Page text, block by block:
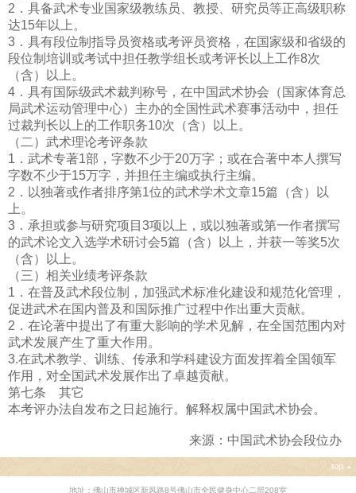
2．具备武术专业国家级教练员、教授、研究员等正高级职称
达15年以上。
3．具有段位制指导员资格或考评员资格，在国家级和省级的
段位制培训或考试中担任教学组长或考评长以上工作8次
（含）以上。
4．具有国际级武术裁判称号，在中国武术协会（国家体育总
局武术运动管理中心）主办的全国性武术赛事活动中，担任
过裁判长以上的工作职务10次（含）以上。
（二）武术理论考评条款
1．武术专著1部，字数不少于20万字；或在合著中本人撰写
字数不少于15万字，并担任主编或执行主编。
2．以独著或作者排序第1位的武术学术文章15篇（含）以
上。
3．承担或参与研究项目3项以上，或以独著或第一作者撰写
的武术论文入选学术研讨会5篇（含）以上，并获一等奖5次
（含）以上。
（三）相关业绩考评条款
1．在普及武术段位制，加强武术标准化建设和规范化管理，
促进武术在国内普及和国际推广过程中作出重大贡献。
2．在论著中提出了有重大影响的学术见解，在全国范围内对
武术发展产生了重大作用。
3.在武术教学、训练、传承和学科建设方面发挥着全国领军
作用，对全国武术发展作出了卓越贡献。
第七条 其它
本考评办法自发布之日起施行。解释权属中国武术协会。
来源：中国武术协会段位办
top
地址：佛山市禅城区新风路8号佛山市全民健身中心二层208室